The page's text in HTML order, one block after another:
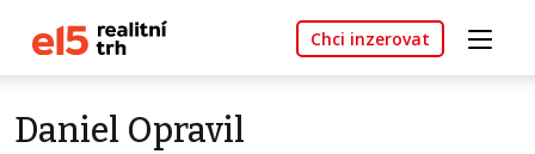
Chci inzerovat
Daniel Opravil